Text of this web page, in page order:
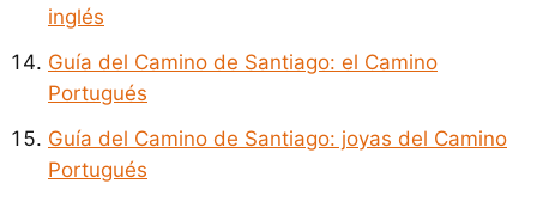
inglés
Guía del Camino de Santiago: el Camino
Portugués
Guía del Camino de Santiago: joyas del Camino
Portugués